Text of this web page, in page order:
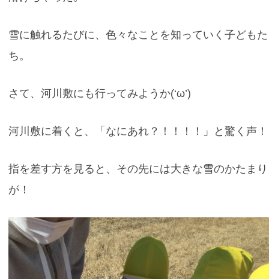
雪に触れるたびに、色々なことを知っていく子どもた
ち。
さて、河川敷にも行ってみようか(‘ω’)
河川敷に着くと、「なにあれ？！！！！」と驚く声！
指を差す方を見ると、その先には大きな雪のかたまり
が！